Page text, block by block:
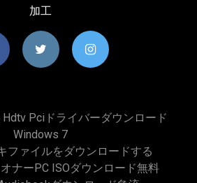
加工
Pciドライバーダウンロード
Windows 7
ファイルをダウンロードする
ナーPC ISOダウンロード無料